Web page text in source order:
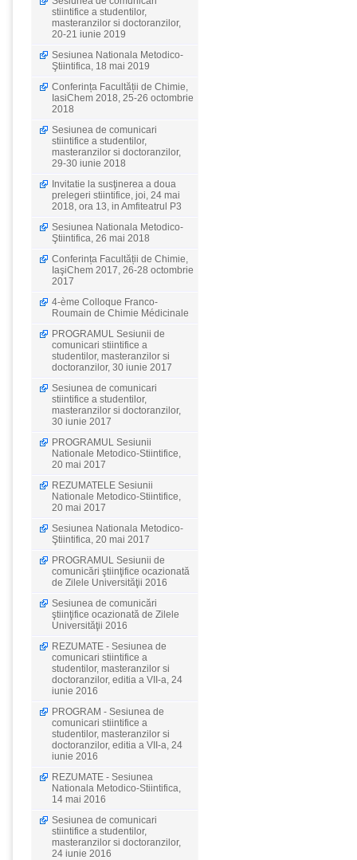
stiintifice a studentilor,
masteranzilor si doctoranzilor,
20-21 iunie 2019
Sesiunea Nationala Metodico-
Ştiintifica, 18 mai 2019
Conferința Facultății de Chimie,
IasiChem 2018, 25-26 octombrie
2018
Sesiunea de comunicari
stiintifice a studentilor,
masteranzilor si doctoranzilor,
29-30 iunie 2018
Invitatie la susţinerea a doua
prelegeri stiintifice, joi, 24 mai
2018, ora 13, in Amfiteatrul P3
Sesiunea Nationala Metodico-
Ştiintifica, 26 mai 2018
Conferința Facultății de Chimie,
IaşiChem 2017, 26-28 octombrie
2017
4-ème Colloque Franco-
Roumain de Chimie Médicinale
PROGRAMUL Sesiunii de
comunicari stiintifice a
studentilor, masteranzilor si
doctoranzilor, 30 iunie 2017
Sesiunea de comunicari
stiintifice a studentilor,
masteranzilor si doctoranzilor,
30 iunie 2017
PROGRAMUL Sesiunii
Nationale Metodico-Stiintifice,
20 mai 2017
REZUMATELE Sesiunii
Nationale Metodico-Stiintifice,
20 mai 2017
Sesiunea Nationala Metodico-
Ştiintifica, 20 mai 2017
PROGRAMUL Sesiunii de
comunicări ştiinţifice ocazionată
de Zilele Universităţii 2016
Sesiunea de comunicări
ştiinţifice ocazionată de Zilele
Universităţii 2016
REZUMATE - Sesiunea de
comunicari stiintifice a
studentilor, masteranzilor si
doctoranzilor, editia a VII-a, 24
iunie 2016
PROGRAM - Sesiunea de
comunicari stiintifice a
studentilor, masteranzilor si
doctoranzilor, editia a VII-a, 24
iunie 2016
REZUMATE - Sesiunea
Nationala Metodico-Stiintifica,
14 mai 2016
Sesiunea de comunicari
stiintifice a studentilor,
masteranzilor si doctoranzilor,
24 iunie 2016